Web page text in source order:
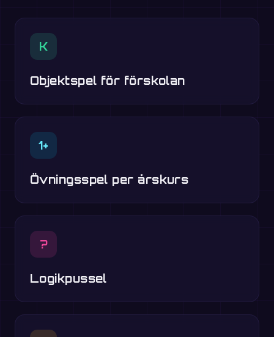
K
Objektspel för förskolan
1+
Övningsspel per årskurs
?
Logikpussel